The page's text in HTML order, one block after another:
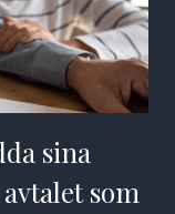
sina
som